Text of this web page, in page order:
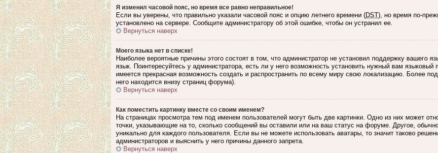
Я изменил часовой пояс, но время все равно неправильное!
Если вы уверены, что правильно указали часовой пояс и опцию летнего времени (DST), но время по-
установлено на сервере. Сообщите администратору об этой ошибке, чтобы он устранил ее.
Вернуться наверх
Моего языка нет в списке!
Наиболее вероятные причины этого состоят в том, что администратор не установил поддержку
язык. Поинтересуйтесь у администратора, есть ли у него возможность установить нужный вам
имеется прекрасная возможность создать и распространить по всему миру свою локализацию. Более
него находится внизу страниц форума).
Вернуться наверх
Как поместить картинку вместе со своим именем?
На страницах просмотра тем под именем пользователей могут быть две картинки. Одно из них может
точки, указывающие на то, сколько сообщений вы оставили или на ваш статус на форуме. Другое,
уникально для каждого пользователя. Если вы не можете использовать аватары, то значит таково
администраторов и выяснить у него причины данного запрета.
Вернуться наверх